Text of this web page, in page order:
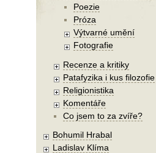
Poezie
Próza
Výtvarné umění
Fotografie
Recenze a kritiky
Patafyzika i kus filozofie
Religionistika
Komentáře
Co jsem to za zvíře?
Bohumil Hrabal
Ladislav Klíma